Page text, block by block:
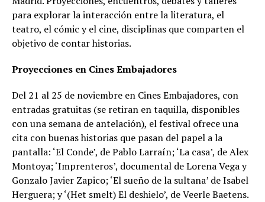
para explorar la interacción entre la literatura, el
teatro, el cómic y el cine, disciplinas que comparten el
objetivo de contar historias.
Proyecciones en Cines Embajadores
Del 21 al 25 de noviembre en Cines Embajadores, con
entradas gratuitas (se retiran en taquilla, disponibles
con una semana de antelación), el festival ofrece una
cita con buenas historias que pasan del papel a la
pantalla: ‘El Conde’, de Pablo Larraín; ‘La casa’, de Alex
Montoya; ‘Imprenteros’, documental de Lorena Vega y
Gonzalo Javier Zapico; ‘El sueño de la sultana’ de Isabel
Herguera; y ‘(Het smelt) El deshielo’, de Veerle Baetens.